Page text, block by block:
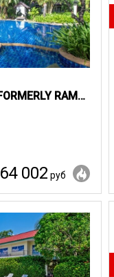
ANNIKA KOH CHANG (FORMERLY RAMAYANA KOH CHANG RESORT & SPA)
64 002 руб